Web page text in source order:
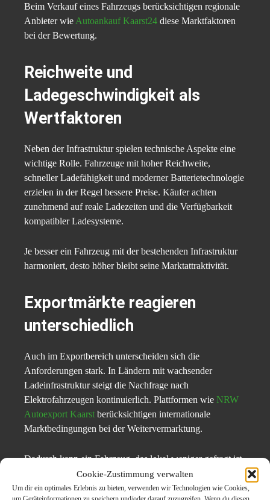
Cookie-Zustimmung verwalten
Um dir ein optimales Erlebnis zu bieten, verwenden wir Technologien wie Cookies,
Beim Verkauf eines Fahrzeugs berücksichtigen regionale
Anbieter wie Autoankauf Kaarst24 diese Marktfaktoren
bei der Bewertung.
Reichweite und
Ladegeschwindigkeit als
Wertfaktoren
Neben der Infrastruktur spielen technische Aspekte eine
wichtige Rolle. Fahrzeuge mit hoher Reichweite,
schneller Ladefähigkeit und moderner Batterietechnologie
erzielen in der Regel bessere Preise. Käufer achten
zunehmend auf reale Ladezeiten und die Verfügbarkeit
kompatibler Ladesysteme.
Je besser ein Fahrzeug mit der bestehenden Infrastruktur
harmoniert, desto höher bleibt seine Marktattraktivität.
Exportmärkte reagieren
unterschiedlich
Auch im Exportbereich unterscheiden sich die
Anforderungen stark. In Ländern mit wachsender
Ladeinfrastruktur steigt die Nachfrage nach
Elektrofahrzeugen kontinuierlich. Plattformen wie NRW
Autoexport Kaarst berücksichtigen internationale
Marktbedingungen bei der Weitervermarktung.
Dadurch kann ein Fahrzeug, das lokal weniger gefragt ist,
in einem anderen Markt bessere Chancen haben.